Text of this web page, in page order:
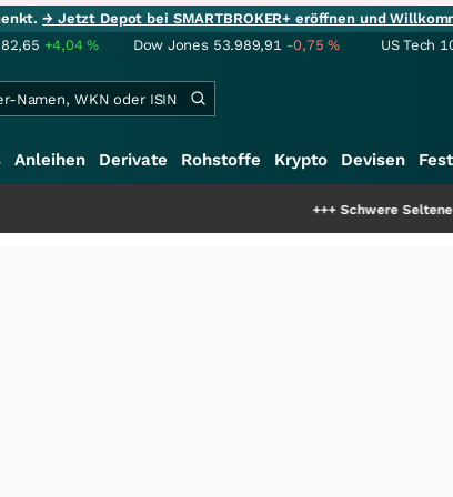
→ Jetzt Depot bei SMARTBROKER+ eröffnen und
82,65 +4,04% Dow Jones 53.989,91 -0,75% US Tech
Anleihen Derivate Rohstoffe Krypto Devisen
Schwere Seltene Erden: